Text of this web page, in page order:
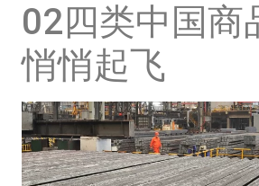
02四类中国商
悄悄起飞